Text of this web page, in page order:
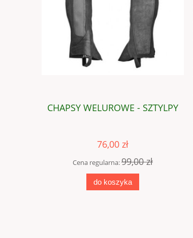
CHAPSY WELUROWE - SZTYLPY
76,00 zł
Cena regularna:99,00 zł
do koszyka